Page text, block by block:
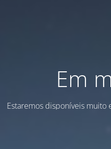
Em
Estaremos disponíveis muito